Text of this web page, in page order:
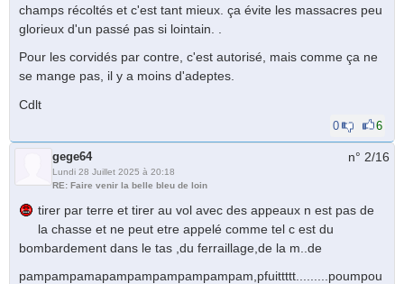
champs récoltés et c'est tant mieux. ça évite les massacres peu
glorieux d'un passé pas si lointain. .
Pour les corvidés par contre, c'est autorisé, mais comme ça ne
se mange pas, il y a moins d'adeptes.
Cdlt
0 6
gege64
Lundi 28 Juillet 2025 à 20:18
RE: Faire venir la belle bleu de loin
n° 2/16
tirer par terre et tirer au vol avec des appeaux n est pas de
la chasse et ne peut etre appelé comme tel c est du
bombardement dans le tas ,du ferraillage,de la m..de
pampampamapampampampampampam,pfuittttt.........poumpou